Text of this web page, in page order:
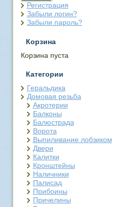
Регистрация
Забыли логин?
Забыли пароль?
Корзина
Корзина пуста
Категории
Геральдика
Домовая резьба
Акротерии
Балконы
Балюстрада
Ворота
Выпиливание лобзиком
Двери
Калитки
Кронштейны
Наличники
Палисад
Прибоины
Причелины